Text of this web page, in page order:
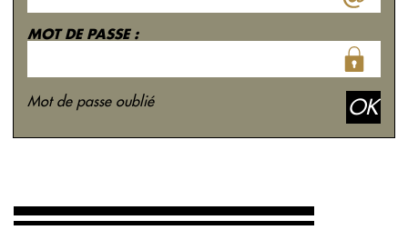
MOT DE PASSE :
Mot de passe oublié